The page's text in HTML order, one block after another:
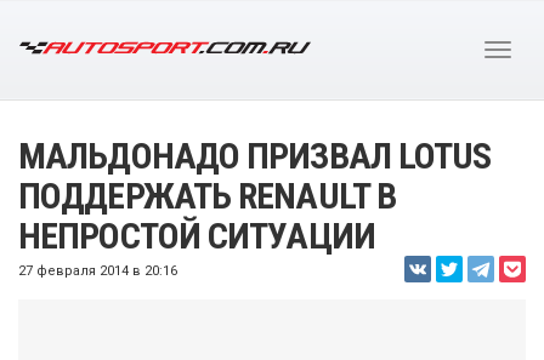
МАЛЬДОНАДО ПРИЗВАЛ LOTUS
ПОДДЕРЖАТЬ RENAULT В
НЕПРОСТОЙ СИТУАЦИИ
27 февраля 2014 в 20:16